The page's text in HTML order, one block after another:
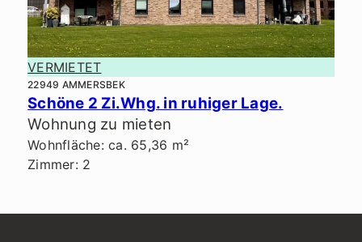
VERMIETET
22949 AMMERSBEK
Schöne 2 Zi.Whg. in ruhiger Lage.
Wohnung zu mieten
Wohnfläche: ca. 65,36 m²
Zimmer: 2